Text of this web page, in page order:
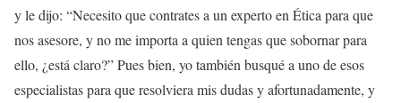
y le dijo: “Necesito que contrates a un experto en Ética para que
nos asesore, y no me importa a quien tengas que sobornar para
ello, ¿está claro?” Pues bien, yo también busqué a uno de esos
especialistas para que resolviera mis dudas y afortunadamente, y